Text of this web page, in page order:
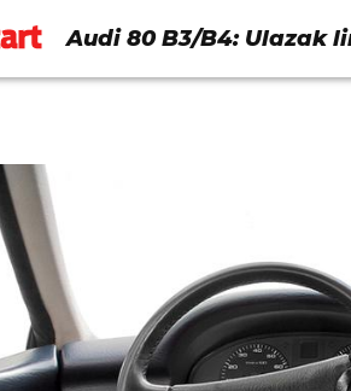
Audi 80 B3/B4: Ulazak